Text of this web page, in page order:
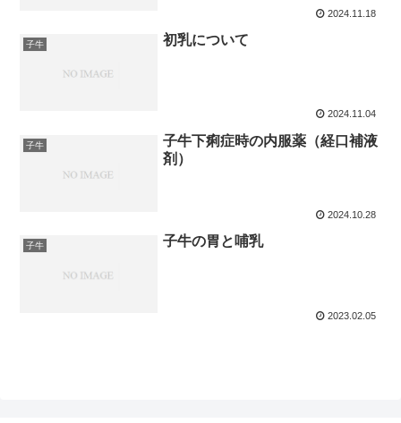
2024.11.18
子牛 初乳について
2024.11.04
子牛
子牛下痢症時の内服薬（経口補液
剤）
2024.10.28
子牛 子牛の胃と哺乳
2023.02.05